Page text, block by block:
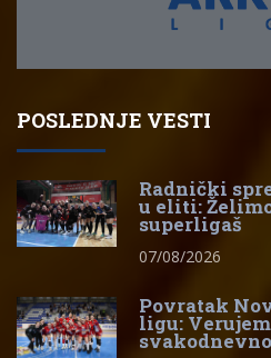
POSLEDNJE VESTI
Radnički
u eliti:
superligaš
07/08/2026
Povratak
ligu: